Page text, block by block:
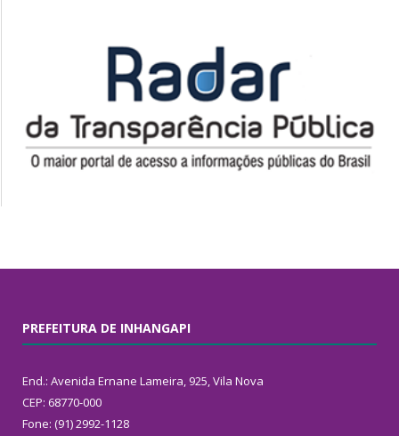
PREFEITURA DE INHANGAPI
End.: Avenida Ernane Lameira, 925, Vila Nova
CEP: 68770-000
Fone: (91) 2992-1128